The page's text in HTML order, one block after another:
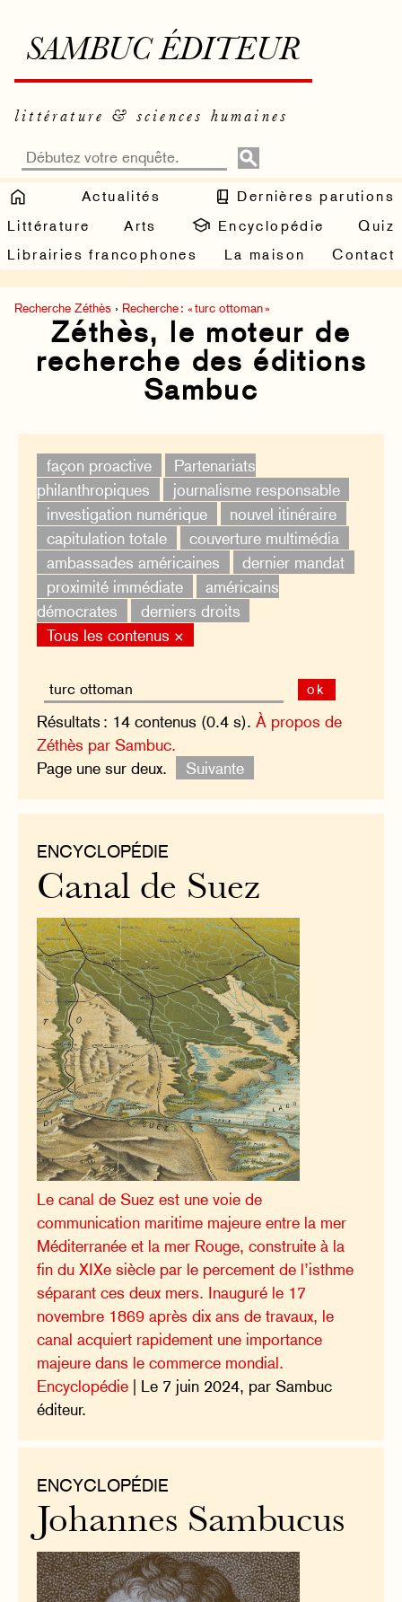
SAMBUC ÉDITEUR
littérature & sciences humaines
Actualités
Dernières parutions
Littérature
Arts Encyclopédie
Quiz
Librairies francophones
La maison Contact
Recherche Zéthès › Recherche : « turc ottoman »
Zéthès, le moteur de
recherche des éditions
Sambuc
façon proactive
Partenariats
philanthropiques
journalisme responsable
investigation numérique
nouvel itinéraire
capitulation totale
couverture multimédia
ambassades américaines
dernier mandat
proximité immédiate
américains
démocrates
derniers droits
Tous les contenus ×
ok
Résultats : 14 contenus (0.4 s).À propos de
Zéthès par Sambuc.
Page une sur deux.
Suivante
ENCYCLOPÉDIE
Canal de Suez
Le canal de Suez est une voie de
communication maritime majeure entre la mer
Méditerranée et la mer Rouge, construite à la
fin du XIXe siècle par le percement de l’isthme
séparant ces deux mers. Inauguré le 17
novembre 1869 après dix ans de travaux, le
canal acquiert rapidement une importance
majeure dans le commerce mondial.
Encyclopédie | Le 7 juin 2024, par Sambuc
éditeur.
ENCYCLOPÉDIE
Johannes Sambucus